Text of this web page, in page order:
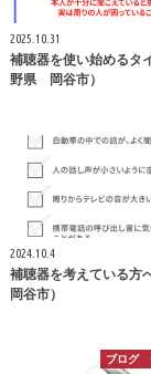
2025.10.31
補聴器を使い始めるタ
野県 岡谷市）
2024.10.4
補聴器を考えている方
岡谷市）
ブログ